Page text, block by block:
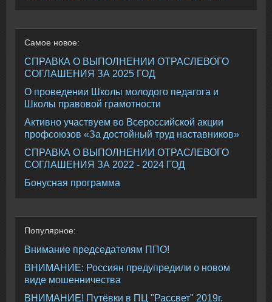
Самое новое:
СПРАВКА О ВЫПОЛНЕНИИ ОТРАСЛЕВОГО
СОГЛАШЕНИЯ ЗА 2025 ГОД
О проведении Школы молодого педагога и
Школы правовой грамотности
Активно участвуем во Всероссийской акции
профсоюзов «За достойный труд наставников»
СПРАВКА О ВЫПОЛНЕНИИ ОТРАСЛЕВОГО
СОГЛАШЕНИЯ ЗА 2022 - 2024 ГОД
Бонусная программа
Популярное:
Внимание председателям ППО!
ВНИМАНИЕ: Россиян предупредили о новом
виде мошенничества
ВНИМАНИЕ! Путёвки в ПЦ "Рассвет" 2019г.